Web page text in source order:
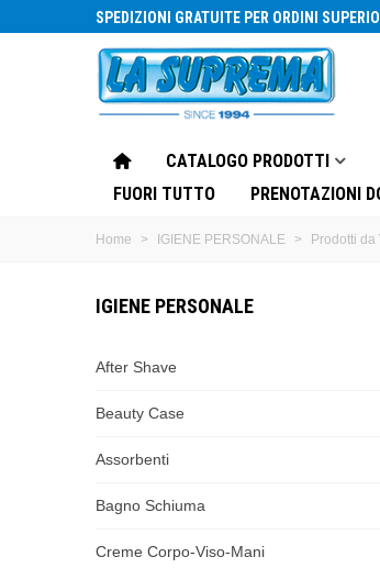
SPEDIZIONI GRATUITE PER ORDINI
CATALOGO PRODOTTI
FUORI TUTTO
PRENOTAZIONI
Home > IGIENE PERSONALE > Prodotti da
IGIENE PERSONALE
After Shave
Beauty Case
Assorbenti
Bagno Schiuma
Creme Corpo-Viso-Mani